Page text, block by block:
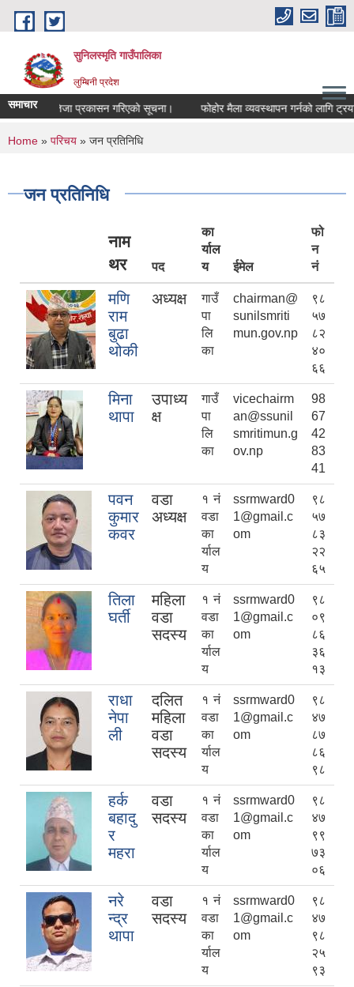
Skip to main content
सुनिलस्मृति गाउँपालिका
लुम्बिनी प्रदेश
समाचार
नतिजा प्रकासन गरिएकाे सूचना। फोहोर मैला व्यवस्थापन गर्नको लागि
You are here
Home » परिचय » जन प्रतिनिधि
जन प्रतिनिधि
नाम
थर
पद
का
र्याल
य
ईमेल
फो
न
नं
मणि
राम
बुढा
थोकी
अध्यक्ष
गाउँ
पा
लि
का
chairman@
sunilsmriti
mun.gov.np
९८
५७
८२
४०
६६
मिना
थापा
उपाध्य
क्ष
गाउँ
पा
लि
का
vicechairm
an@ssunil
smritimun.g
ov.np
98
67
42
83
41
पवन
कुमार
कवर
वडा
अध्यक्ष
१ नं
वडा
का
र्याल
य
ssrmward0
1@gmail.c
om
९८
५७
८३
२२
६५
तिला
घर्ती
महिला
वडा
सदस्य
१ नं
वडा
का
र्याल
य
ssrmward0
1@gmail.c
om
९८
०९
८६
३६
१३
राधा
नेपा
ली
दलित
महिला
वडा
सदस्य
१ नं
वडा
का
र्याल
य
ssrmward0
1@gmail.c
om
९८
४७
८७
८६
९८
हर्क
बहादु
र
महरा
वडा
सदस्य
१ नं
वडा
का
र्याल
य
ssrmward0
1@gmail.c
om
९८
४७
९९
७३
०६
नरे
न्द्र
थापा
वडा
सदस्य
१ नं
वडा
का
र्याल
य
ssrmward0
1@gmail.c
om
९८
४७
९८
२५
९३